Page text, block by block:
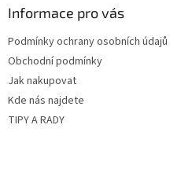
Informace pro vás
Podmínky ochrany osobních údajů
Obchodní podmínky
Jak nakupovat
Kde nás najdete
TIPY A RADY